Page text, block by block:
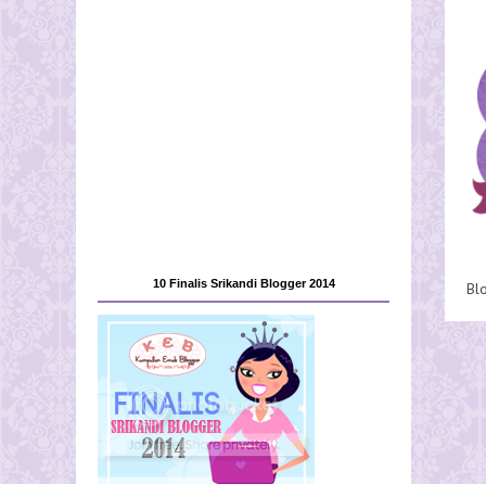
10 Finalis Srikandi Blogger 2014